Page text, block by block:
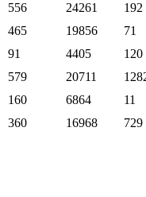
556 24261
192
465 19856
71
91 4405
120
579 20711
160 6864
11
360 16968
729